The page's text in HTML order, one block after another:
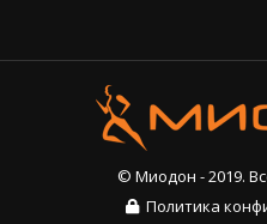
© Миодон - 2019.
Политика